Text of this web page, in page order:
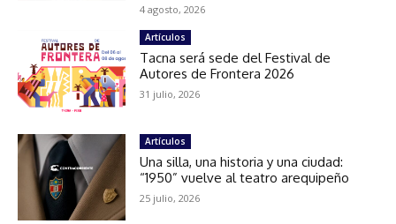
4 agosto, 2026
Artículos
Tacna será sede del Festival de
Autores de Frontera 2026
31 julio, 2026
Artículos
Una silla, una historia y una ciudad:
“1950” vuelve al teatro arequipeño
25 julio, 2026